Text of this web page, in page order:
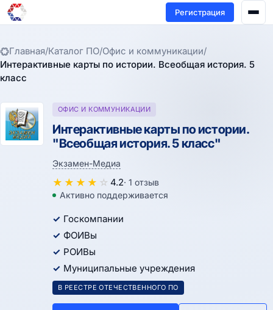
Регистрация
Главная/Каталог ПО/Офис и коммуникации/
Интерактивные карты по истории. Всеобщая история. 5
класс
ОФИС И КОММУНИКАЦИИ
Интерактивные карты по истории.
"Всеобщая история. 5 класс"
Экзамен-Медиа
★ ★ ★ ★ ☆ 4.2· 1 отзыв
Активно поддерживается
Госкомпании
ФОИВы
РОИВы
Муниципальные учреждения
В РЕЕСТРЕ ОТЕЧЕСТВЕННОГО ПО